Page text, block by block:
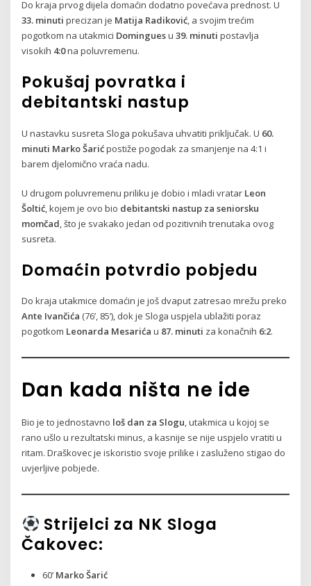
Do kraja prvog dijela domaćin dodatno povećava prednost. U
33. minuti precizan je Matija Radiković, a svojim trećim
pogotkom na utakmici Dominguesu39. minuti postavlja
visokih 4:0na poluvremenu.
Pokušaj povratka i
debitantski nastup
U nastavku susreta Sloga pokušava uhvatiti priključak. U 60.
minuti Marko Šarićpostiže pogodak za smanjenje na 4:1 i
barem djelomično vraća nadu.
U drugom poluvremenu priliku je dobio i mladi vratar Leon
Šoltić, kojem je ovo bio debitantski nastup za seniorsku
momčad, što je svakako jedan od pozitivnih trenutaka ovog
susreta.
Domaćin potvrdio pobjedu
Do kraja utakmice domaćin je još dvaput zatresao mrežu preko
Ante Ivančića (76’, 85’), dok je Sloga uspjela ublažiti poraz
pogotkom Leonarda Mesarića u 87. minuti za konačnih 6:2.
Dan kada ništa ne ide
Bio je to jednostavno loš dan za Slogu, utakmica u kojoj se
rano ušlo u rezultatski minus, a kasnije se nije uspjelo vratiti u
ritam. Draškovec je iskoristio svoje prilike i zasluženo stigao do
uvjerljive pobjede.
Strijelci za NK Sloga
Čakovec:
60’ Marko Šarić